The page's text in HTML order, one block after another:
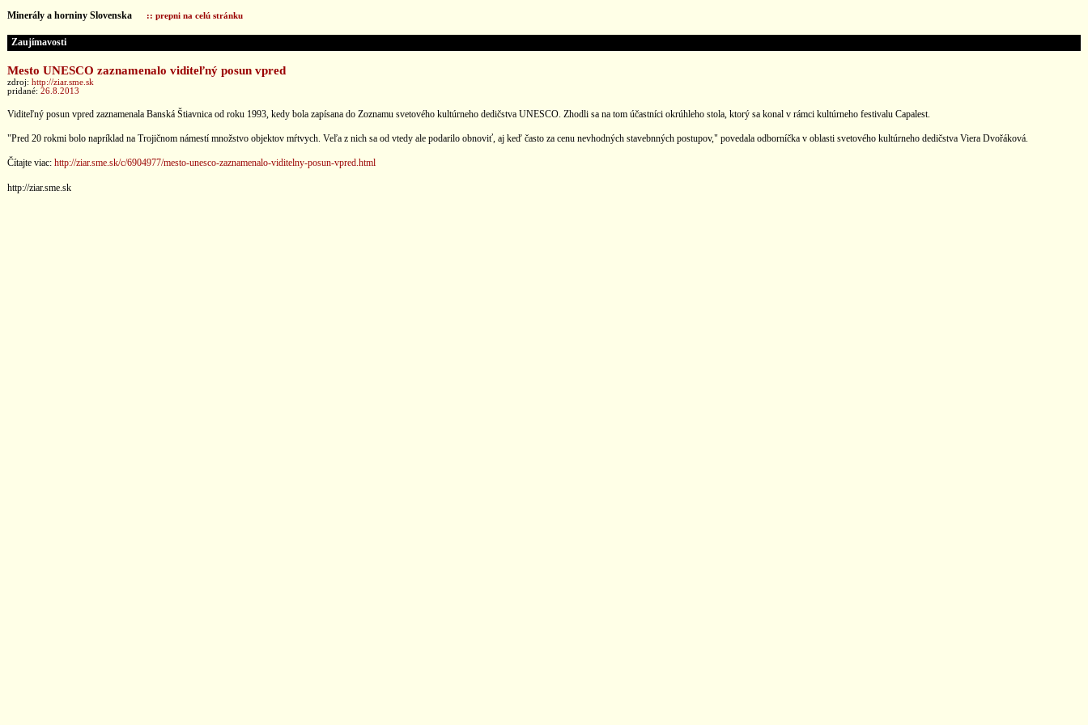
Minerály a horniny Slovenska :: prepni na celú stránku
Zaujímavosti
Mesto UNESCO zaznamenalo viditeľný posun vpred
zdroj: http://ziar.sme.sk
pridané: 26.8.2013
Viditeľný posun vpred zaznamenala Banská Štiavnica od roku 1993, kedy bola zapísana do Zoznamu svetového kultúrneho dedičstva UNESCO. Zhodli sa na tom účastníci okrúhleho stola, ktorý sa konal v rámci kultúrneho festivalu Capalest.
"Pred 20 rokmi bolo napríklad na Trojičnom námestí množstvo objektov mŕtvych. Veľa z nich sa od vtedy ale podarilo obnoviť, aj keď často za cenu nevhodných stavebnných postupov," povedala odborníčka v oblasti svetového kultúrneho dedičstva Viera Dvořáková.
Čítajte viac: http://ziar.sme.sk/c/6904977/mesto-unesco-zaznamenalo-viditelny-posun-vpred.html
http://ziar.sme.sk